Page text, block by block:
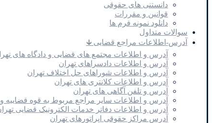
دانستنی های حقوقی
قوانین و مقررات
دانلود نمونه فرم ها
سوالات متداول
آدرس-اطلاعات مراجع قضایی 🡳
آدرس و اطلاعات مجتمع های قضایی و دادگاه های
آدرس و اطلاعات دادسراهای تهران
آدرس و اطلاعات شوراهای حل اختلاف تهران
آدرس و اطلاعات کلانتری های تهران
آدرس و تلفن آگاهی های تهران
آدرس و اطلاعات سایر مراجع مربوط به قوه قضاییه
آدرس و اطلاعات دفاتر خدمات الکترونیک قضایی
آدرس مراکز حقوقی اپراتورهای تهران